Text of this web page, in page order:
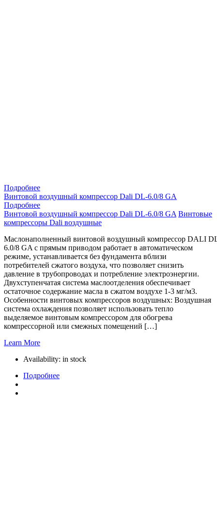
Подробнее
Винтовой воздушный компрессор Dali DL-6.0/8 GA
Подробнее
Винтовой воздушный компрессор Dali DL-6.0/8 GA Винтовые
компрессоры Dali воздушные
Маслонаполненный винтовой воздушный компрессор DALI
6.0/8 GA с прямым приводом работает в автоматическом
режиме, устанавливается без фундамента вблизи
потребителей сжатого воздуха, что позволяет снизить
давление в трубопроводах и потребление электроэнергии.
Двухступенчатая система маслоотделения обеспечивает
остаточное содержание масла в сжатом воздухе 1-3 мг/м3.
Особенности винтовых компрессоров воздушных: Воздушная
система охлаждения позволяет использовать тепло
выделяемое винтовым компрессором для обогрева
компрессорной или смежных помещений […]
Learn More
Availability: in stock
Подробнее